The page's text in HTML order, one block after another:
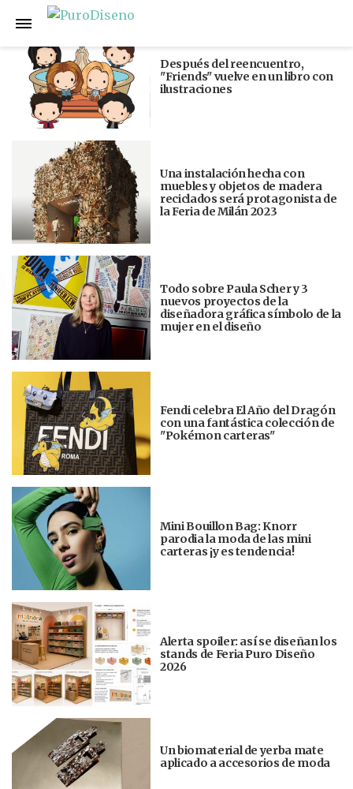
Anterior
Después del reencuentro,
"Friends" vuelve en un libro con
ilustraciones
Una instalación hecha con
muebles y objetos de madera
reciclados será protagonista de
la Feria de Milán 2023
Todo sobre Paula Scher y 3
nuevos proyectos de la
diseñadora gráfica símbolo de la
mujer en el diseño
Fendi celebra El Año del Dragón
con una fantástica colección de
"Pokémon carteras"
Mini Bouillon Bag: Knorr
parodia la moda de las mini
carteras ¡y es tendencia!
Alerta spoiler: así se diseñan los
stands de Feria Puro Diseño
2026
Un biomaterial de yerba mate
aplicado a accesorios de moda
Siguiente